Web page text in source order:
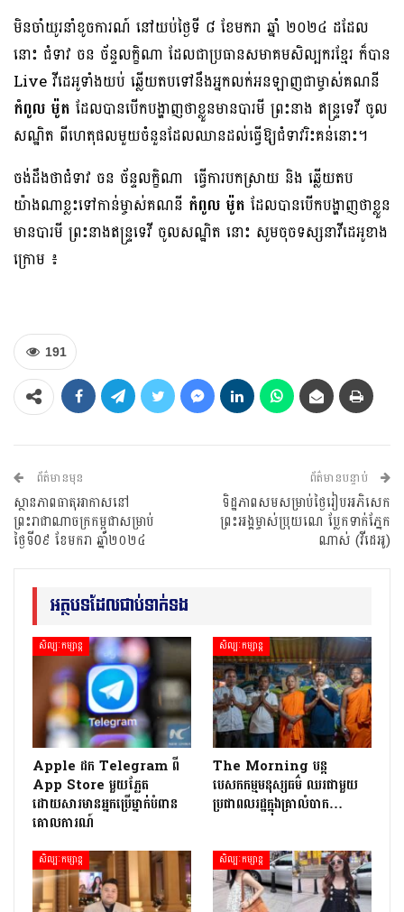
មិនចាំយូរនាំខូចការណ៍ នៅយប់ថ្ងៃទី ៨ ខែមករា ឆ្នាំ ២០២៤ ដដែល
នោះ ជំទាវ ចន ច័ន្ទលក្ខិណា ដែលជាប្រធានសមាគមសិល្បករខ្មែរ ក៏បាន
Live វីដេអូទាំងយប់ ឆ្លើយតបទៅនឹងអ្នកលក់អនឡាញជាម្ចាស់គណនី
កំពូល ម៉ូត ដែលបានបើកបង្ហាញថាខ្លួនមានបារមី ព្រះនាង ឥន្រ្ទទេវី ចូល
សណ្ឋិត ពីហេតុផលមួយចំនួនដែលឈានដល់ធ្វើឱ្យជំទាវរិះគន់នោះ។
ចង់ដឹងថាជំទាវ ចន ច័ន្ទលក្ខិណា ធ្វើការបកស្រាយ និង ឆ្លើយតប
យ៉ាងណាខ្លះទៅកាន់ម្ចាស់គណនី កំពូល ម៉ូត ដែលបានបើកបង្ហាញថាខ្លួន
មានបារមី ព្រះនាងឥន្រ្ទទេវី ចូលសណ្ឋិត នោះ សូមចុចទស្សនាវីដេអូខាង
ក្រោម ៖
191
ព័ត៌មានមុន
ស្ថានភាពធាតុអាកាសនៅ
ព្រះរាជាណាចក្រកម្ពុជាសម្រាប់
ថ្ងៃទី0៩ ខែមករា ឆ្នាំ២០២៤
ព័ត៌មានបន្ទាប់
ទិដ្ឋភាពសមសម្រាប់ថ្ងៃរៀបអភិសេក
ព្រះអង្គម្ចាស់ប្រុយណេ ប្លែកទាក់ភ្នែក
ណាស់ (វីដេអូ)
អត្ថបទដែលជាប់ទាក់ទង
សិល្បៈកម្សាន្ត
Apple ដក Telegram ពី
App Store មួយភ្លែត
ដោយសារមានអ្នកប្រើម្នាក់បំពាន
គោលការណ៍
សិល្បៈកម្សាន្ត
The Morning បន្ត
បេសកកម្មមនុស្សធម៌ ឈរជាមួយ
ប្រជាពលរដ្ឋក្នុងគ្រាលំបាក…
សិល្បៈកម្សាន្ត សិល្បៈកម្សាន្ត